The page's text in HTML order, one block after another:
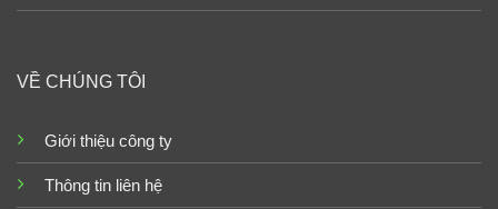
VỀ CHÚNG TÔI
Giới thiệu công ty
Thông tin liên hệ